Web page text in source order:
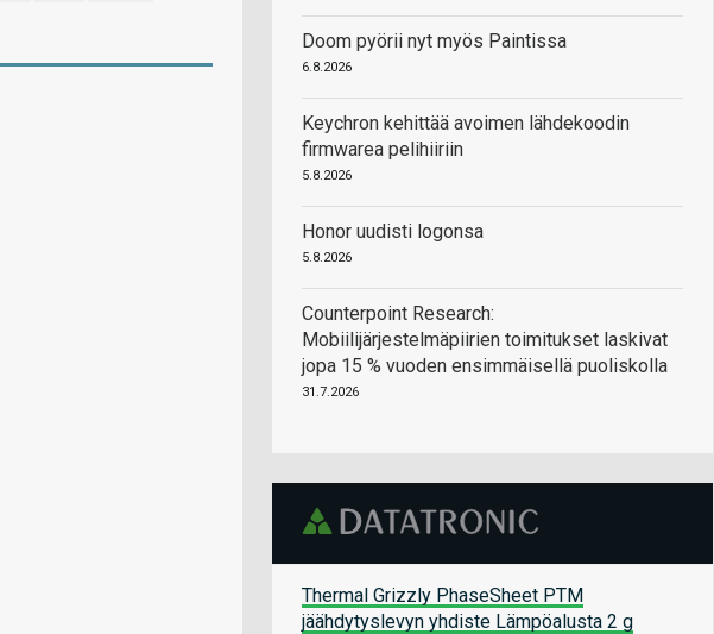
Doom pyörii nyt myös Paintissa
6.8.2026
Keychron kehittää avoimen lähdekoodin
firmwarea pelihiiriin
5.8.2026
Honor uudisti logonsa
5.8.2026
Counterpoint Research:
Mobiilijärjestelmäpiirien toimitukset laskivat
jopa 15 % vuoden ensimmäisellä puoliskolla
31.7.2026
Thermal Grizzly PhaseSheet PTM
jäähdytyslevyn yhdiste Lämpöalusta 2 g